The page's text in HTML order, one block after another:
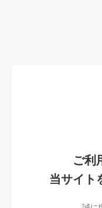
ご利
当サイト